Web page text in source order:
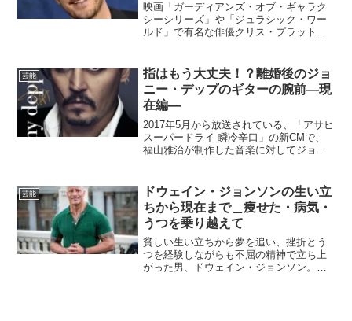
映画「ガーディアンズ・オブ・ギャラク
シーシリーズ」や「ジュラシック・ワー
ルド」で有名な俳優クリス・プラット。
スだった時期もあったのだとか！離婚と
結婚を経て、アーノルド・...
芸能
指はもう大丈夫！？離婚後のジョ
ニー・デップのギターの腕前―現
在編―
2017年5月から放送されている、「アサヒ
スーパードライ 瞬冷辛口」の新CMで、
福山雅治が制作した音楽に対してジョニ
デップといえば、ハリウッドきっての超
大物俳...
芸能
ドウェイン・ジョンソンの生い立
ちから現在まで＿痩せた・病気・
うつを乗り越えて
貧しい生い立ちから夢を追い、挫折とう
つを経験しながらも不屈の精神で立ち上
がった男、ドウェイン・ジョンソン。映